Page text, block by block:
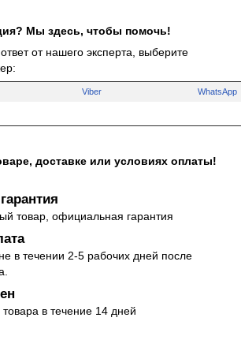
Мы здесь, чтобы помочь!
от нашего эксперта, выберите
Viber WhatsApp
доставке или условиях оплаты!
товар, официальная гарантия
в течении 2-5 рабочих дней после
в течение 14 дней